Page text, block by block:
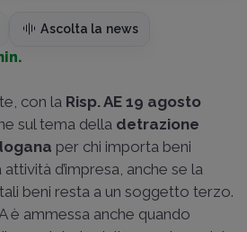
Ascolta la news
con la Risp. AE 19 agosto
sul tema della detrazione
per chi importa beni
d’impresa, anche se la
beni resta a un soggetto terzo.
è ammessa anche quando